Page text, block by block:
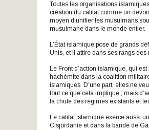
Toutes les organisations
création du califat comme un
moyen d’unifier les musulmans
musulmane dans le monde entier.
L’État islamique pose de grands
Unis, et il attire dans ses rangs
Le Front d’action islamique, qui
hachémite dans la coalition
islamiques. D’une part, elles ne
tout ce que cela implique ; mais
la chute des régimes existants et
Le califat islamique exerce aussi
Cisjordanie et dans la bande de